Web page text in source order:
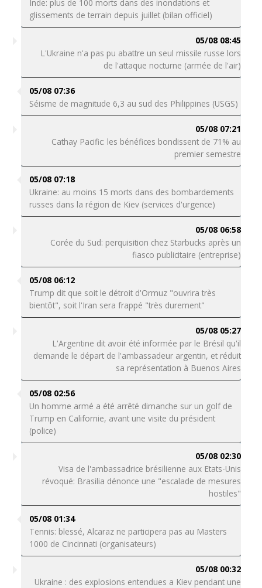
Inde: plus de 100 morts dans des inondations et
glissements de terrain depuis juillet (bilan officiel)
05/08 08:45
L'Ukraine n'a pas pu abattre un seul missile russe lors
de l'attaque nocturne (armée de l'air)
05/08 07:36
Séisme de magnitude 6,3 au sud des Philippines (USGS)
05/08 07:21
Cathay Pacific: les bénéfices bondissent de 71% au
premier semestre
05/08 07:18
Ukraine: au moins 15 morts dans des bombardements
russes dans la région de Kiev (services d'urgence)
05/08 06:58
Corée du Sud: perquisition chez Starbucks après un
fiasco publicitaire (entreprise)
05/08 06:12
Trump dit que soit le détroit d'Ormuz "ouvrira très
bientôt", soit l'Iran sera frappé "très durement"
05/08 05:27
L'Argentine dit avoir été informée par le Brésil qu'il
demande le départ de l'ambassadeur argentin, et réduit
sa représentation à Buenos Aires
05/08 02:56
Un homme armé a été arrêté dimanche sur un golf de
Trump en Californie, avant une visite du président
(police)
05/08 02:30
Visa de l'ambassadrice brésilienne aux Etats-Unis
révoqué: Brasilia dénonce une "escalade de mesures
hostiles"
05/08 01:34
Tennis: blessé, Alcaraz ne participera pas au Masters
1000 de Cincinnati (organisateurs)
05/08 00:32
Ukraine : des explosions entendues a Kiev pendant une